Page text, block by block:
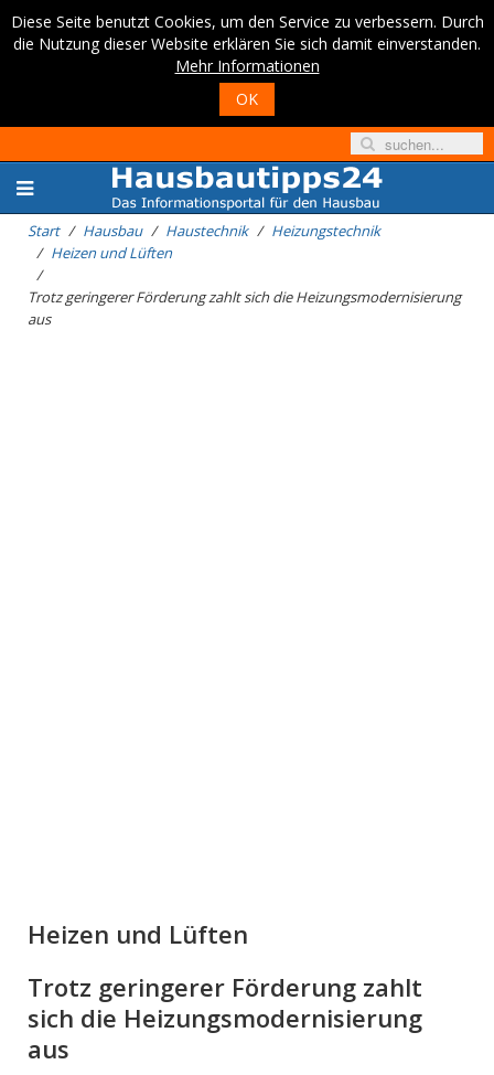
Diese Seite benutzt Cookies, um den Service zu verbessern. Durch
die Nutzung dieser Website erklären Sie sich damit einverstanden.
Mehr Informationen
OK
Start Hausbau Haustechnik
Heizungstechnik
Heizen und Lüften
Trotz geringerer Förderung zahlt sich die Heizungsmodernisierung
aus
Heizen und Lüften
Trotz geringerer Förderung zahlt
sich die Heizungsmodernisierung
aus